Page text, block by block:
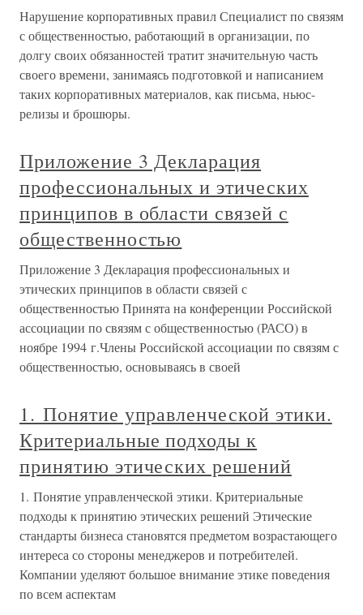
Нарушение корпоративных правил Специалист по связям
с общественностью, работающий в организации, по
долгу своих обязанностей тратит значительную часть
своего времени, занимаясь подготовкой и написанием
таких корпоративных материалов, как письма, ньюс-
релизы и брошюры.
Приложение 3 Декларация
профессиональных и этических
принципов в области связей с
общественностью
Приложение 3 Декларация профессиональных и
этических принципов в области связей с
общественностью Принята на конференции Российской
ассоциации по связям с общественностью (РАСО) в
ноябре 1994 г.Члены Российской ассоциации по связям с
общественностью, основываясь в своей
1. Понятие управленческой этики.
Критериальные подходы к
принятию этических решений
1. Понятие управленческой этики. Критериальные
подходы к принятию этических решений Этические
стандарты бизнеса становятся предметом возрастающего
интереса со стороны менеджеров и потребителей.
Компании уделяют большое внимание этике поведения
по всем аспектам